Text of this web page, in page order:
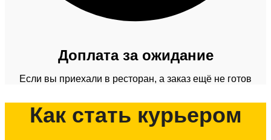
Доплата за ожидание
Если вы приехали в ресторан, а заказ ещё не готов
Как стать курьером